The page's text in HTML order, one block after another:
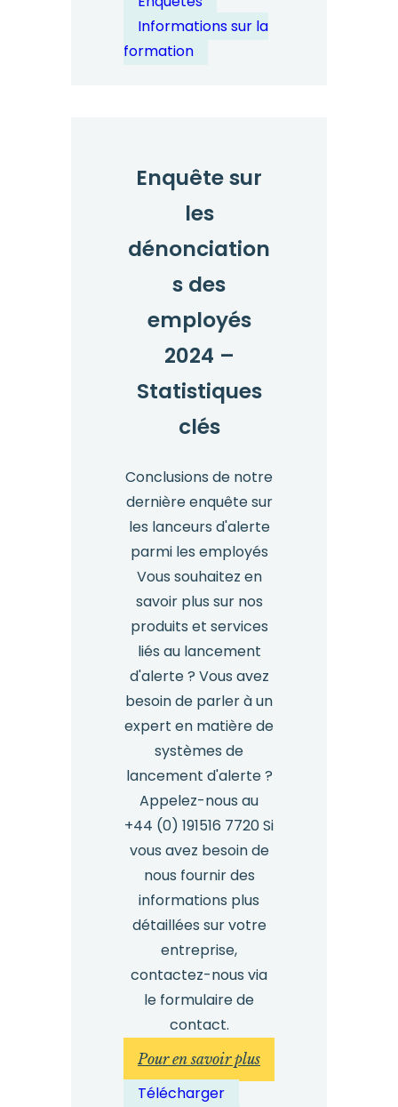
Informations sur la
formation
Enquête sur
les
dénonciation
s des
employés
2024 –
Statistiques
clés
Conclusions de notre
dernière enquête sur
les lanceurs d'alerte
parmi les employés
Vous souhaitez en
savoir plus sur nos
produits et services
liés au lancement
d'alerte ? Vous avez
besoin de parler à un
expert en matière de
systèmes de
lancement d'alerte ?
Appelez-nous au
+44 (0) 191516 7720 Si
vous avez besoin de
nous fournir des
informations plus
détaillées sur votre
entreprise,
contactez-nous via
le formulaire de
contact.
Pour en savoir plus:
Enquête
Télécharger